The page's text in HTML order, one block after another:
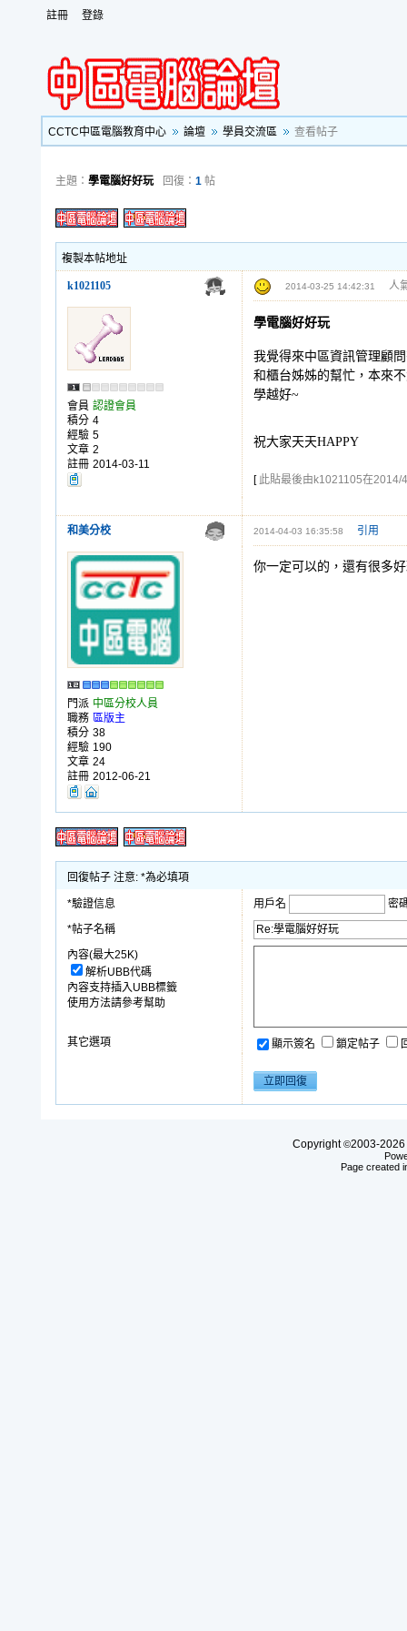
註冊 登錄
CCTC中區電腦教育中心 論壇 學員交流區 查看帖子
主題： 學電腦好好玩 回復： 1 帖
複製本帖地址
k1021105 2014-03-25 14:42:31 人
會員 認證會員
積分 4
經驗 5
文章 2
註冊 2014-03-11
學電腦好好玩
我覺得來中區資訊管理顧
和櫃台姊姊的幫忙，本來
學越好~
祝大家天天HAPPY
[ 此貼最後由k1021105在2014/
和美分校 2014-04-03 16:35:58 引用
門派 中區分校人員
職務 區版主
積分 38
經驗 190
文章 24
註冊 2012-06-21
你一定可以的，還有很多
回復帖子 注意: *為必填項
*驗證信息 用戶名
密
*帖子名稱
內容(最大25K)
解析UBB代碼
內容支持插入UBB標籤
使用方法請參考幫助
其它選項 顯示簽名 鎖定帖子
Copyright©2003-2026
Page created